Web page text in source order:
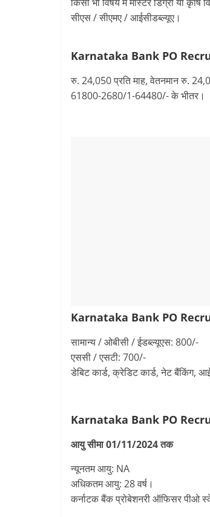
सीएस / सीएमए / आईसीडब्ल्यूए।
Karnataka Bank PO
रु. 24,050 प्रति माह, वेतनमान रु.
61800-2680/1-64480/- के भीतर।
Karnataka Bank PO
सामान्य / ओबीसी / ईडब्ल्यूएस: 800/-
एससी / एसटी: 700/-
डेबिट कार्ड, क्रेडिट कार्ड, नेट बैंकिंग,
Karnataka Bank PO
आयु सीमा 01/11/2024 तक
न्यूनतम आयु: NA
अधिकतम आयु: 28 वर्ष।
कर्नाटक बैंक प्रोबेशनरी ऑफिसर पीओ